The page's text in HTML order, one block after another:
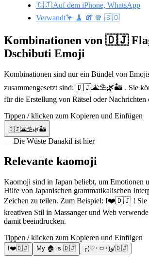
🇩🇯 Auf dem iPhone, WhatsApp
Verwandt🦩 🧹 🧯 🧣 🇸🇴
Kombinationen von 🇩🇯
Dschibuti Emoji
Kombinationen sind nur ein Bündel von
zusammengesetzt sind: 🇩🇯🌋⛱️🌿🏜️ . Sie
für die Erstellung von Rätsel oder Nachrichten
Tippen / klicken zum Kopieren und Einfügen
🇩🇯🌋⛱️🌿🏜️
— Die Wüste Danakil ist hier
Relevante kaomoji
Kaomoji sind in Japan beliebt, um Emotionen
Hilfe von Japanischen grammatikalischen
Zeichen zu teilen. Zum Beispiel: I❤️🇩🇯 ! Sie
kreativen Stil in Massanger und Web
damit beeindrucken.
Tippen / klicken zum Kopieren und Einfügen
I❤️🇩🇯 My 🏠 is 🇩🇯 ╭(♡･ㅂ･)و/🇩🇯